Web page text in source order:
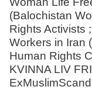
(Balochistan
Rights Activists
Workers in Iran
Human Rights
KVINNA LIV